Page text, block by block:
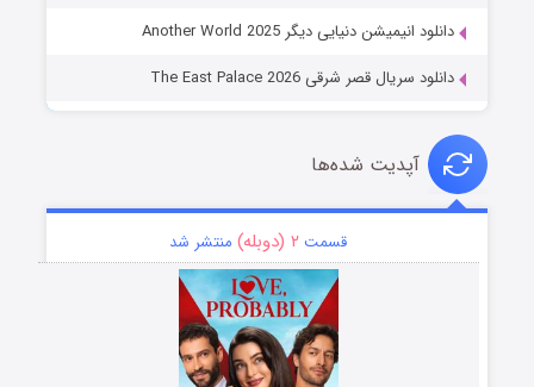
دانلود انیمیشن دنیایی دیگر Another World 2025
دانلود سریال قصر شرقی The East Palace 2026
آپدیت شده‌ها
قسمت ۲ (دوبله) منتشر شد